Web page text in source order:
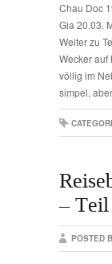
Chau Doc
Gia 20.03.
Weiter zu
Wecker auf
völlig im
simpel,
– Teil
POSTED